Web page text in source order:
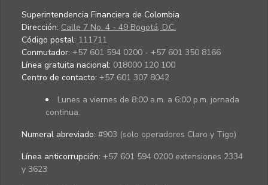
Superintendencia Financiera de Colombia
Dirección: Calle 7 No. 4 - 49 Bogotá, D.C.
Código postal: 111711
Conmutador: +57 601 594 0200 - +57 601 350 8166
Línea gratuita nacional: 018000 120 100
Centro de contacto: +57 601 307 8042
Lunes a viernes de 8:00 a.m. a 6:00 p.m. jornada
continua.
Numeral abreviado: #903 (solo operadores Claro y Tigo)
Línea anticorrupción: +57 601 594 0200 extensiones 2334
y 3623